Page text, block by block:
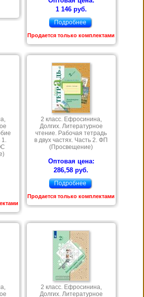
1 146 руб.
Подробнее
Продается только комплектами
1.
2 класс. Ефросинина,
Долгих. Литературное
чтение. Рабочая тетрадь
в двух частях. Часть 2. ФП
(Просвещение)
Оптовая цена:
286,58 руб.
Подробнее
Продается только комплектами
2 класс. Ефросинина,
Долгих. Литературное